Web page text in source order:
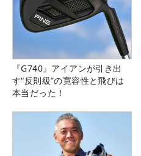
『G740』アイアンが引き出
す“反則級”の寛容性と飛びは
本当だった！